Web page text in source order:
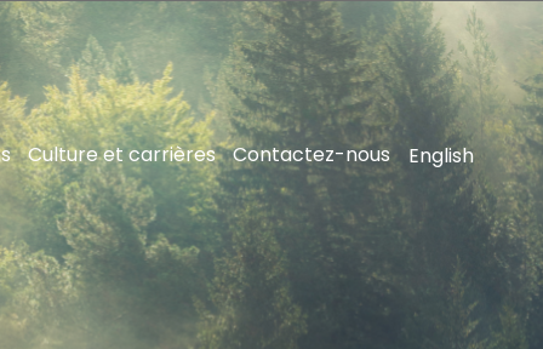
Culture et carrières Contactez-nous English